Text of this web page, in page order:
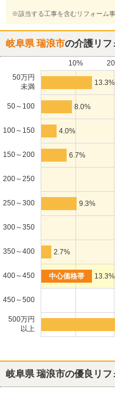
※該当する工事を含むリフォーム
岐阜県 瑞浪市の介護リフ
10%
50万円
未満
13.3%
50～100 8.0%
100～150 4.0%
150～200 6.7%
200～250
250～300 9.3%
300～350
350～400 2.7%
400～450 13.3%
450～500
500万円
以上
岐阜県 瑞浪市の優良リフ